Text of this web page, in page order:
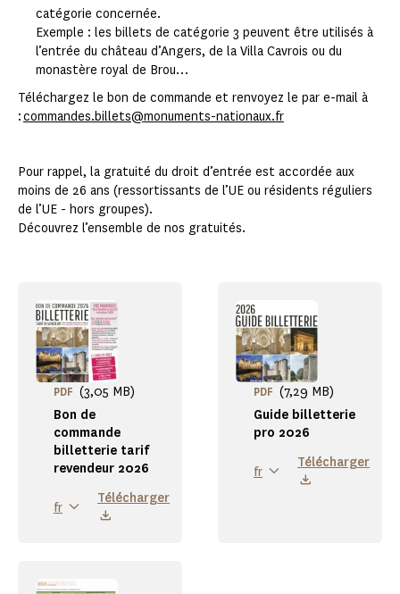
catégorie concernée.
Exemple : les billets de catégorie 3 peuvent être utilisés à
l’entrée du château d’Angers, de la Villa Cavrois ou du
monastère royal de Brou…
Téléchargez le bon de commande et renvoyez le par e-mail à
:commandes.billets@monuments-nationaux.fr
Pour rappel, la gratuité du droit d’entrée est accordée aux
moins de 26 ans (ressortissants de l’UE ou résidents réguliers
de l’UE - hors groupes).
Découvrez l’ensemble de nos gratuités.
Bon de
commande
billetterie tarif
revendeur 2026
PDF (3,05 MB)
fr
Télécharger
Guide billetterie
pro 2026
PDF (7,29 MB)
fr
Télécharger